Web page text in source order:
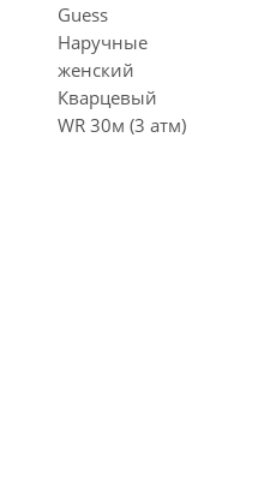
Guess
Наручные
женский
Кварцевый
WR 30м (3 атм)